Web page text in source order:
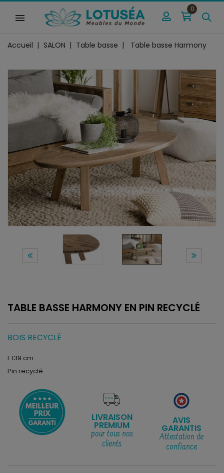
0
Accueil SALON Table basse Table basse Harmony
TABLE BASSE HARMONY EN PIN RECYCLÉ
BOIS RECYCLÉ
L 139 cm
Pin recyclé
LIVRAISON
PREMIUM
pour tous nos
clients
AVIS
GARANTIS
Attestation de
confiance